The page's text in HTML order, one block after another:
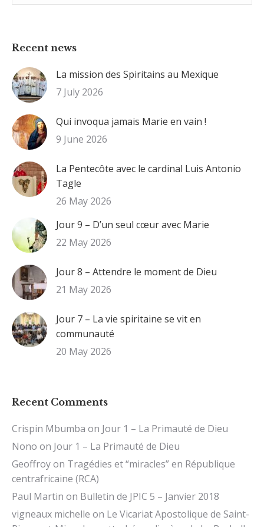
:
Recent news
La mission des Spiritains au Mexique
7 July 2026
Qui invoqua jamais Marie en vain !
9 June 2026
La Pentecôte avec le cardinal Luis Antonio
Tagle
26 May 2026
Jour 9 – D’un seul cœur avec Marie
22 May 2026
Jour 8 – Attendre le moment de Dieu
21 May 2026
Jour 7 – La vie spiritaine se vit en
communauté
20 May 2026
Recent Comments
Crispin Mbumba on Jour 1 – La Primauté de Dieu
Nono on Jour 1 – La Primauté de Dieu
Geoffroyon Tragédies et “miracles” en République
centrafricaine (RCA)
Paul Martin on Bulletin de JPIC 5 – Janvier 2018
vigneaux michelle on Le Vicariat Apostolique de Saint-